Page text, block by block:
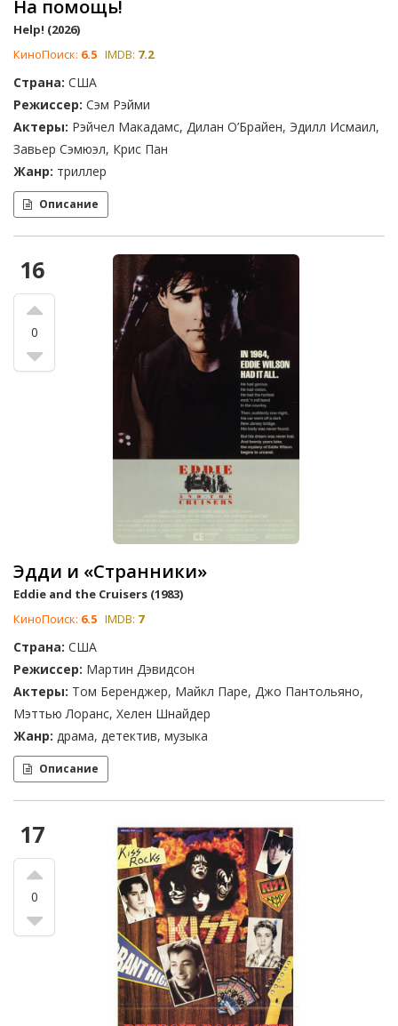
На помощь!
Help! (2026)
КиноПоиск: 6.5 IMDB: 7.2
Страна: США
Режиссер: Сэм Рэйми
Актеры: Рэйчел Макадамс, Дилан О’Брайен, Эдилл Исмаил,
Завьер Сэмюэл, Крис Пан
Жанр: триллер
Описание
16
0
Эдди и «Странники»
Eddie and the Cruisers (1983)
КиноПоиск: 6.5 IMDB: 7
Страна: США
Режиссер: Мартин Дэвидсон
Актеры: Том Беренджер, Майкл Паре, Джо Пантольяно,
Мэттью Лоранс, Хелен Шнайдер
Жанр: драма, детектив, музыка
Описание
17
0